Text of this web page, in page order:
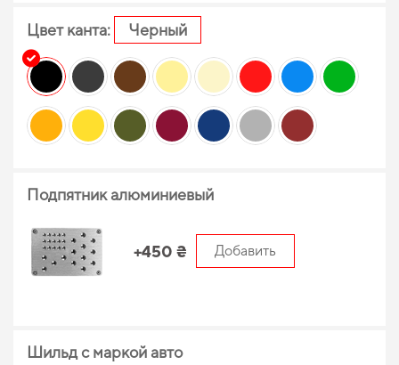
Цвет канта: Черный
Подпятник алюминиевый
+450 ₴ Добавить
Шильд с маркой авто